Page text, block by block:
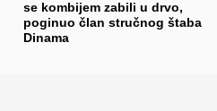
se kombijem zabili u drvo,
poginuo član stručnog štaba
Dinama